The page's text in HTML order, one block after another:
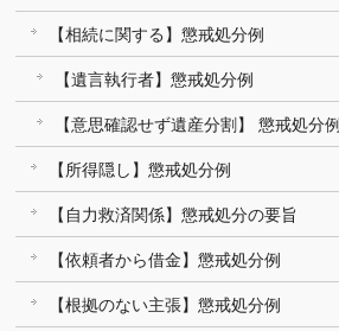
【相続に関する】懲戒処分例
【遺言執行者】懲戒処分例
【意思確認せず遺産分割】 懲戒処分例
【所得隠し】懲戒処分例
【自力救済関係】懲戒処分の要旨
【依頼者から借金】懲戒処分例
【根拠のない主張】懲戒処分例